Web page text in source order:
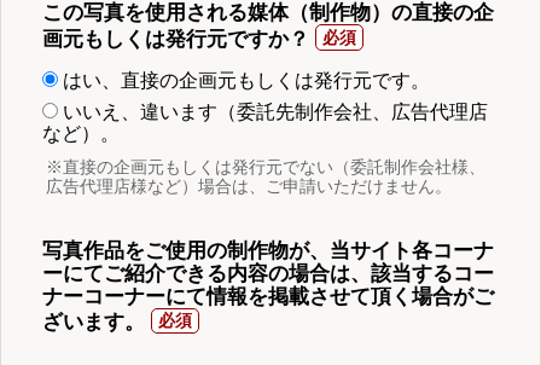
この写真を使用される媒体（制作物）の直接の企
画元もしくは発行元ですか？
はい、直接の企画元もしくは発行元です。
いいえ、違います（委託先制作会社、広告代理店
など）。
※直接の企画元もしくは発行元でない（委託制作会社様、
広告代理店様など）場合は、ご申請いただけません。
写真作品をご使用の制作物が、当サイト各コーナ
ーにてご紹介できる内容の場合は、該当するコー
ナーコーナーにて情報を掲載させて頂く場合がご
ざいます。